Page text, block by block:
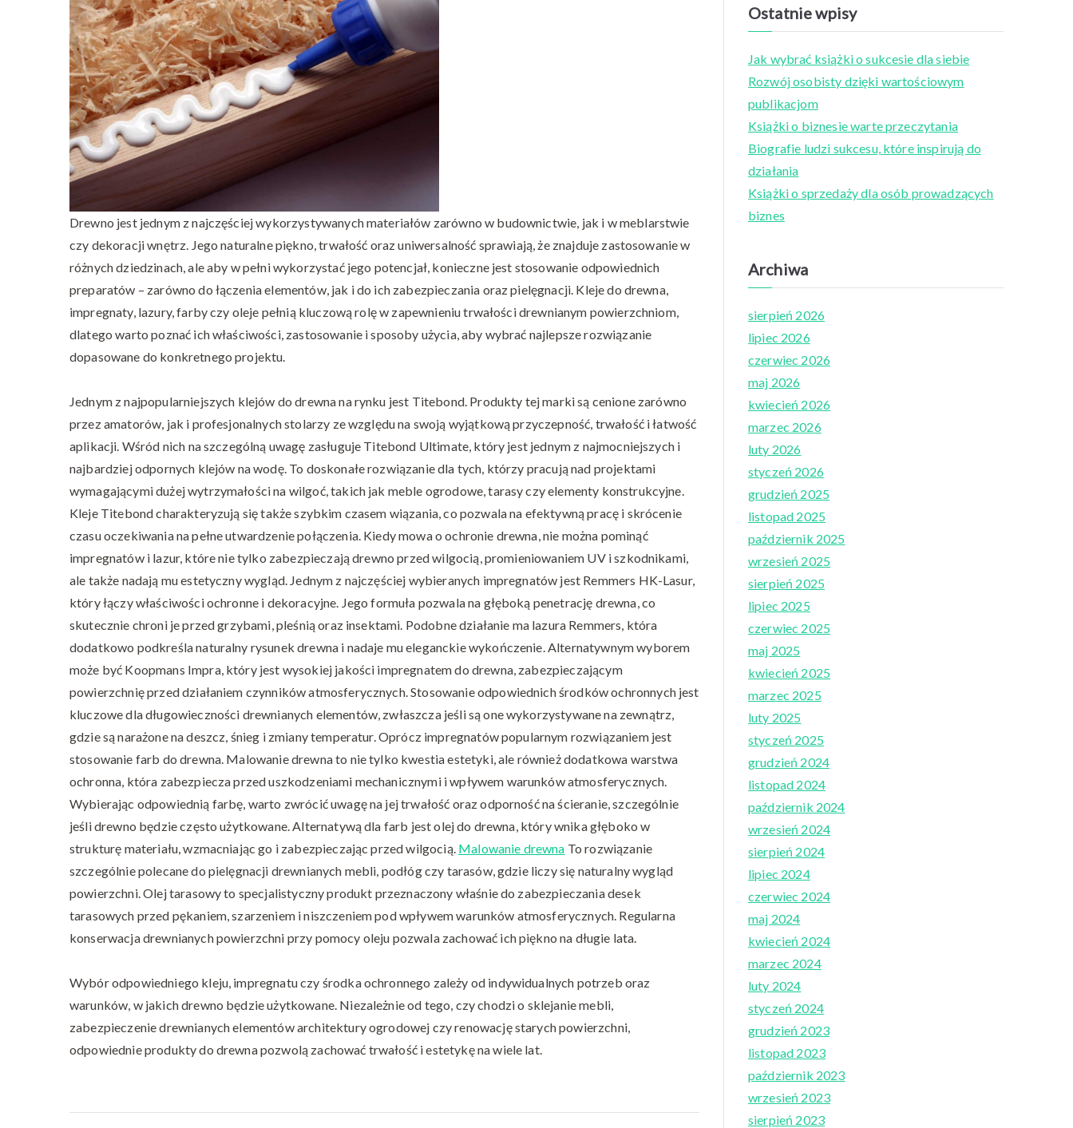
Drewno jest jednym z najczęściej wykorzystywanych materiałów zarówno w budownictwie, jak i w meblarstwie
czy dekoracji wnętrz. Jego naturalne piękno, trwałość oraz uniwersalność sprawiają, że znajduje zastosowanie w
różnych dziedzinach, ale aby w pełni wykorzystać jego potencjał, konieczne jest stosowanie odpowiednich
preparatów – zarówno do łączenia elementów, jak i do ich zabezpieczania oraz pielęgnacji. Kleje do drewna,
impregnaty, lazury, farby czy oleje pełnią kluczową rolę w zapewnieniu trwałości drewnianym powierzchniom,
dlatego warto poznać ich właściwości, zastosowanie i sposoby użycia, aby wybrać najlepsze rozwiązanie
dopasowane do konkretnego projektu.
Jednym z najpopularniejszych klejów do drewna na rynku jest Titebond. Produkty tej marki są cenione zarówno
przez amatorów, jak i profesjonalnych stolarzy ze względu na swoją wyjątkową przyczepność, trwałość i łatwość
aplikacji. Wśród nich na szczególną uwagę zasługuje Titebond Ultimate, który jest jednym z najmocniejszych i
najbardziej odpornych klejów na wodę. To doskonałe rozwiązanie dla tych, którzy pracują nad projektami
wymagającymi dużej wytrzymałości na wilgoć, takich jak meble ogrodowe, tarasy czy elementy konstrukcyjne.
Kleje Titebond charakteryzują się także szybkim czasem wiązania, co pozwala na efektywną pracę i skrócenie
czasu oczekiwania na pełne utwardzenie połączenia. Kiedy mowa o ochronie drewna, nie można pominąć
impregnatów i lazur, które nie tylko zabezpieczają drewno przed wilgocią, promieniowaniem UV i szkodnikami,
ale także nadają mu estetyczny wygląd. Jednym z najczęściej wybieranych impregnatów jest Remmers HK-Lasur,
który łączy właściwości ochronne i dekoracyjne. Jego formuła pozwala na głęboką penetrację drewna, co
skutecznie chroni je przed grzybami, pleśnią oraz insektami. Podobne działanie ma lazura Remmers, która
dodatkowo podkreśla naturalny rysunek drewna i nadaje mu eleganckie wykończenie. Alternatywnym wyborem
może być Koopmans Impra, który jest wysokiej jakości impregnatem do drewna, zabezpieczającym
powierzchnię przed działaniem czynników atmosferycznych. Stosowanie odpowiednich środków ochronnych jest
kluczowe dla długowieczności drewnianych elementów, zwłaszcza jeśli są one wykorzystywane na zewnątrz,
gdzie są narażone na deszcz, śnieg i zmiany temperatur. Oprócz impregnatów popularnym rozwiązaniem jest
stosowanie farb do drewna. Malowanie drewna to nie tylko kwestia estetyki, ale również dodatkowa warstwa
ochronna, która zabezpiecza przed uszkodzeniami mechanicznymi i wpływem warunków atmosferycznych.
Wybierając odpowiednią farbę, warto zwrócić uwagę na jej trwałość oraz odporność na ścieranie, szczególnie
jeśli drewno będzie często użytkowane. Alternatywą dla farb jest olej do drewna, który wnika głęboko w
strukturę materiału, wzmacniając go i zabezpieczając przed wilgocią. Malowanie drewna To rozwiązanie
szczególnie polecane do pielęgnacji drewnianych mebli, podłóg czy tarasów, gdzie liczy się naturalny wygląd
powierzchni. Olej tarasowy to specjalistyczny produkt przeznaczony właśnie do zabezpieczania desek
tarasowych przed pękaniem, szarzeniem i niszczeniem pod wpływem warunków atmosferycznych. Regularna
konserwacja drewnianych powierzchni przy pomocy oleju pozwala zachować ich piękno na długie lata.
Wybór odpowiedniego kleju, impregnatu czy środka ochronnego zależy od indywidualnych potrzeb oraz
warunków, w jakich drewno będzie użytkowane. Niezależnie od tego, czy chodzi o sklejanie mebli,
zabezpieczenie drewnianych elementów architektury ogrodowej czy renowację starych powierzchni,
odpowiednie produkty do drewna pozwolą zachować trwałość i estetykę na wiele lat.
Ostatnie wpisy
Jak wybrać książki o sukcesie dla siebie
Rozwój osobisty dzięki wartościowym
publikacjom
Książki o biznesie warte przeczytania
Biografie ludzi sukcesu, które inspirują do
działania
Książki o sprzedaży dla osób prowadzących
biznes
Archiwa
sierpień 2026
lipiec 2026
czerwiec 2026
maj 2026
kwiecień 2026
marzec 2026
luty 2026
styczeń 2026
grudzień 2025
listopad 2025
październik 2025
wrzesień 2025
sierpień 2025
lipiec 2025
czerwiec 2025
maj 2025
kwiecień 2025
marzec 2025
luty 2025
styczeń 2025
grudzień 2024
listopad 2024
październik 2024
wrzesień 2024
sierpień 2024
lipiec 2024
czerwiec 2024
maj 2024
kwiecień 2024
marzec 2024
luty 2024
styczeń 2024
grudzień 2023
listopad 2023
październik 2023
wrzesień 2023
sierpień 2023